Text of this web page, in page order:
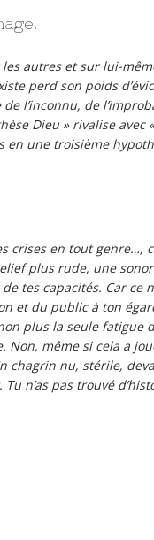
autres et sur lui-
perd son poids
l’inconnu, de
Dieu » rivalise avec
une troisième
crises en tout genre…,
plus rude, une
tes capacités. Car ce
et du public à ton
plus la seule fatigue
même si cela a
chagrin nu, stérile,
n’as pas trouvé